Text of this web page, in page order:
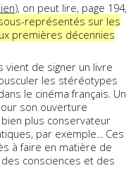
lien), on peut lire, page 194,
représentés sur les
premières décennies
vient de signer un livre
les stéréotypes
le cinéma français. Un
son ouverture
plus conservateur
par exemple... Ces
à faire en matière de
consciences et des